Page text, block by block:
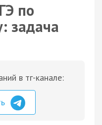
по
задача
в тг-канале: